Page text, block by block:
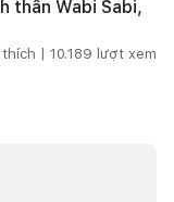
thần Wabi Sabi,
| 10.189 lượt xem